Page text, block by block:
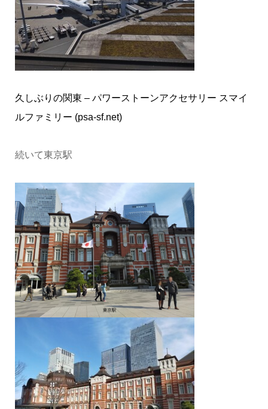
久しぶりの関東 – パワーストーンアクセサリー スマイ
ルファミリー (psa-sf.net)
続いて東京駅